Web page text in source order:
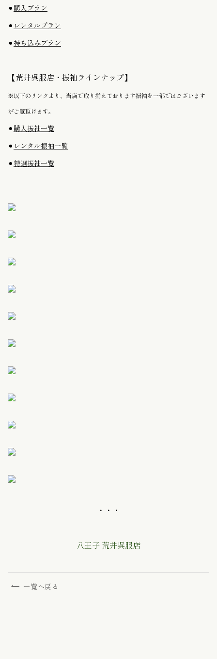
⚫︎ 購入プラン
⚫︎ レンタルプラン
⚫︎ 持ち込みプラン
【荒井呉服店・振袖ラインナップ】
※以下のリンクより、当店で取り揃えております振袖を一部ではございます
がご覧頂けます。
⚫︎ 購入振袖一覧
⚫︎ レンタル振袖一覧
⚫︎ 特選振袖一覧
・・・
八王子 荒井呉服店
一覧へ戻る